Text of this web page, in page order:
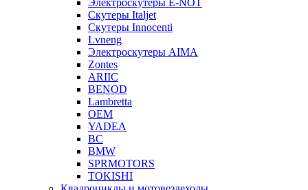
Электроскутеры E-NOT
Скутеры Italjet
Скутеры Innocenti
Lvneng
Электроскутеры AIMA
Zontes
ARIIC
BENOD
Lambretta
OEM
YADEA
BC
BMW
SPRMOTORS
TOKISHI